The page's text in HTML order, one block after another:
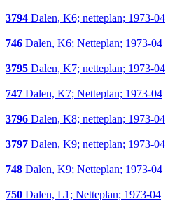
3794 Dalen, K6; netteplan; 1973-04
746 Dalen, K6; Netteplan; 1973-04
3795 Dalen, K7; netteplan; 1973-04
747 Dalen, K7; Netteplan; 1973-04
3796 Dalen, K8; netteplan; 1973-04
3797 Dalen, K9; netteplan; 1973-04
748 Dalen, K9; Netteplan; 1973-04
750 Dalen, L1; Netteplan; 1973-04